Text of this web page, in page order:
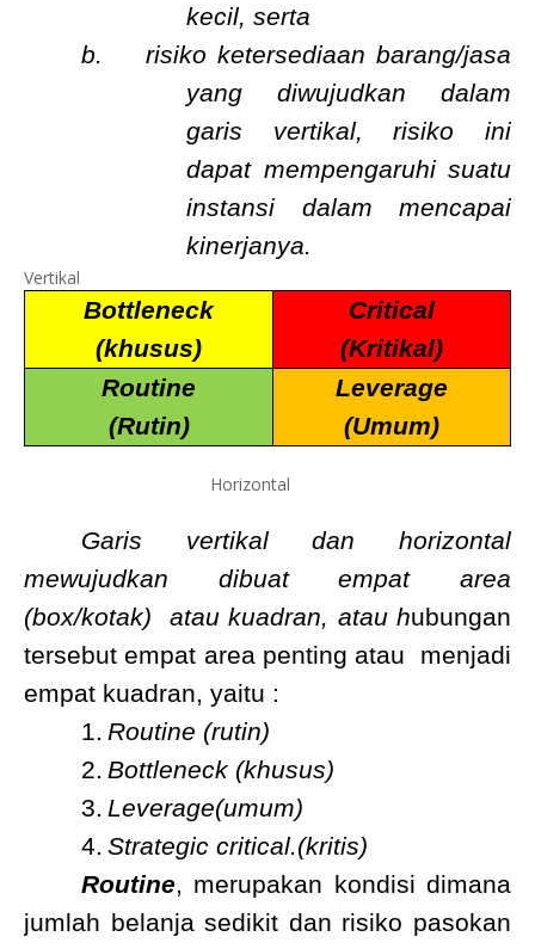
kecil, serta
b.
risiko ketersediaan barang/jasa
yang diwujudkan dalam
garis vertikal, risiko ini
dapat mempengaruhi suatu
instansi dalam mencapai
kinerjanya.
Vertikal
Bottleneck
(khusus)
Critical
(Kritikal)
Routine
(Rutin)
Leverage
(Umum)
Horizontal
Garis vertikal dan horizontal
mewujudkan dibuat empat area
(box/kotak) atau kuadran, atau hubungan
tersebut empat area penting atau
menjadi
empat kuadran, yaitu :
1. Routine (rutin)
2. Bottleneck (khusus)
3. Leverage(umum)
4. Strategic critical.(kritis)
Routine, merupakan kondisi dimana
jumlah belanja sedikit dan risiko pasokan